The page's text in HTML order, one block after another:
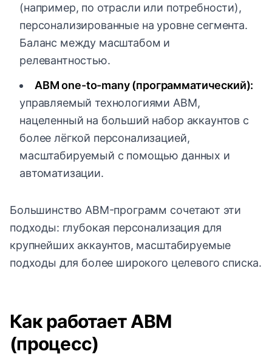
(например, по отрасли или потребности),
персонализированные на уровне сегмента.
Баланс между масштабом и
релевантностью.
ABM one-to-many (программатический):
управляемый технологиями ABM,
нацеленный на больший набор аккаунтов с
более лёгкой персонализацией,
масштабируемый с помощью данных и
автоматизации.
Большинство ABM-программ сочетают эти
подходы: глубокая персонализация для
крупнейших аккаунтов, масштабируемые
подходы для более широкого целевого списка.
Как работает ABM
(процесс)